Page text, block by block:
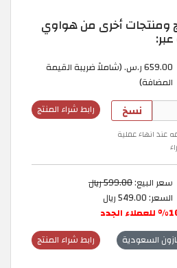
ومنتجات أخرى من هواوي
659.00 ر.س. ‏(شاملاً ضريبة القيمة
المضافة)
رابط شراء المنتج نسخ
عند انهاء عملية
سعر البيع:599.00 ريال
السعر: 549.00 ريال
رابط شراء المنتج السعودية